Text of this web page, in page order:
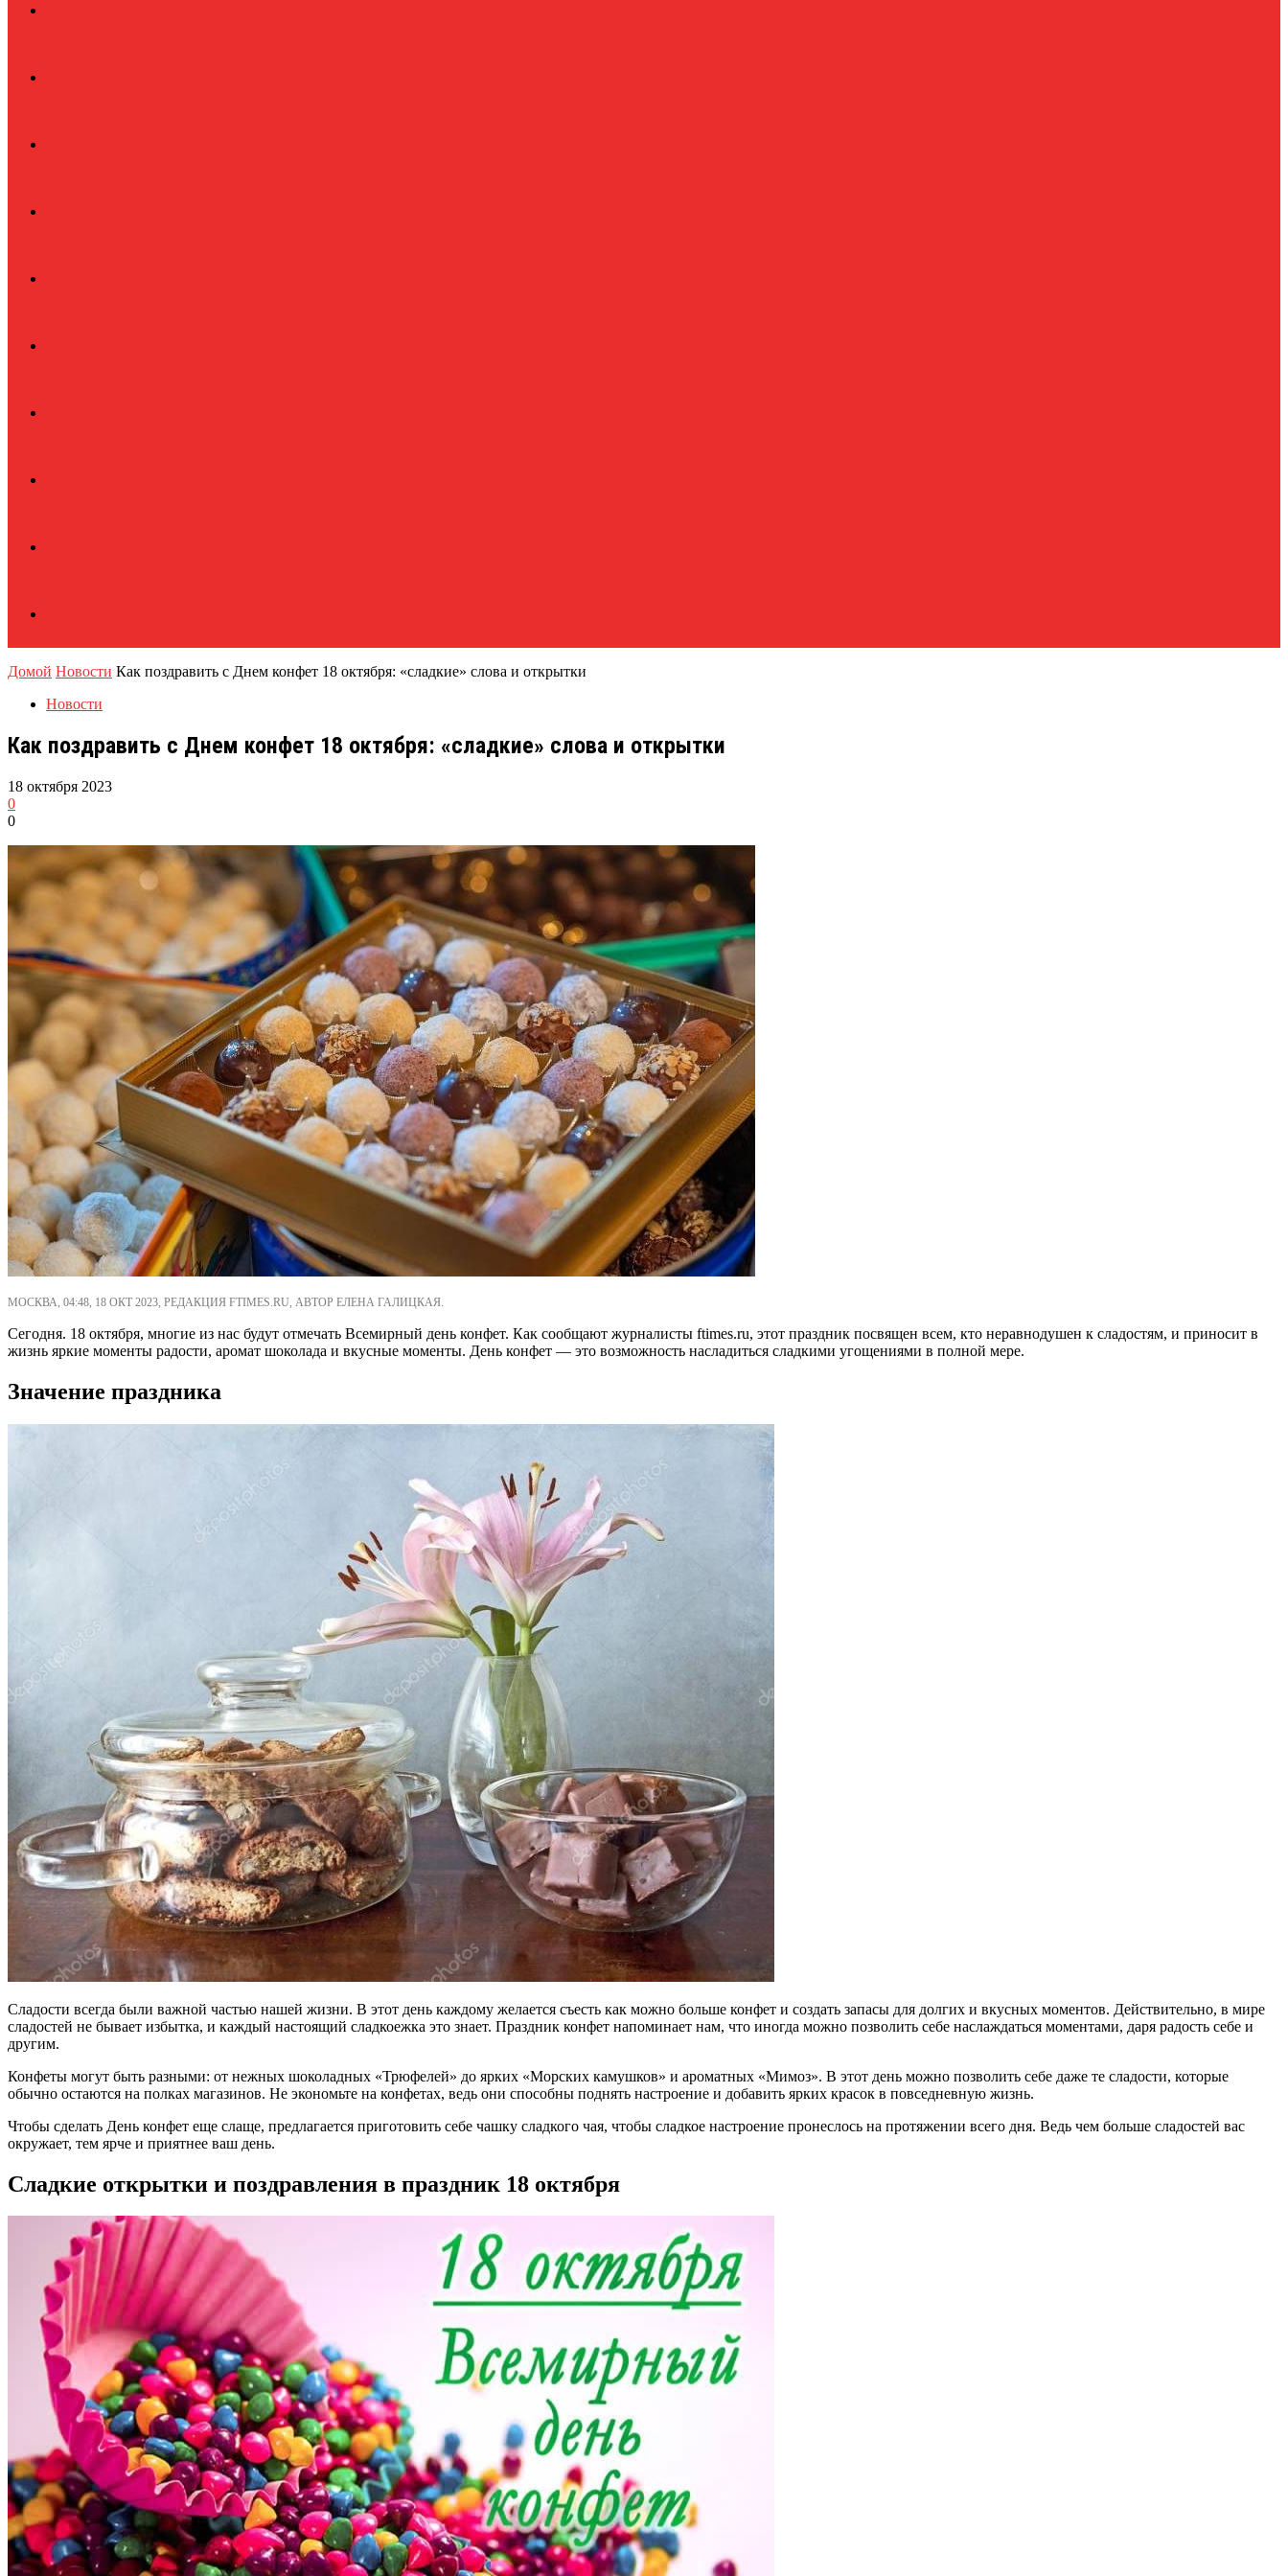
Домой Новости Как поздравить с Днем конфет 18 октября: «сладкие» слова и открытки
Новости
Как поздравить с Днем конфет 18 октября: «сладкие» слова и открытки
18 октября 2023
0
0
МОСКВА, 04:48, 18 ОКТ 2023, РЕДАКЦИЯ FTIMES.RU, АВТОР ЕЛЕНА ГАЛИЦКАЯ.
Сегодня. 18 октября, многие из нас будут отмечать Всемирный день конфет. Как сообщают журналисты ftimes.ru, этот праздник посвящен всем, кто неравнодушен к сладостям, и приносит в
жизнь яркие моменты радости, аромат шоколада и вкусные моменты. День конфет — это возможность насладиться сладкими угощениями в полной мере.
Значение праздника
Сладости всегда были важной частью нашей жизни. В этот день каждому желается съесть как можно больше конфет и создать запасы для долгих и вкусных моментов. Действительно, в мире
сладостей не бывает избытка, и каждый настоящий сладкоежка это знает. Праздник конфет напоминает нам, что иногда можно позволить себе наслаждаться моментами, даря радость себе и
другим.
Конфеты могут быть разными: от нежных шоколадных «Трюфелей» до ярких «Морских камушков» и ароматных «Мимоз». В этот день можно позволить себе даже те сладости, которые
обычно остаются на полках магазинов. Не экономьте на конфетах, ведь они способны поднять настроение и добавить ярких красок в повседневную жизнь.
Чтобы сделать День конфет еще слаще, предлагается приготовить себе чашку сладкого чая, чтобы сладкое настроение пронеслось на протяжении всего дня. Ведь чем больше сладостей вас
окружает, тем ярче и приятнее ваш день.
Сладкие открытки и поздравления в праздник 18 октября